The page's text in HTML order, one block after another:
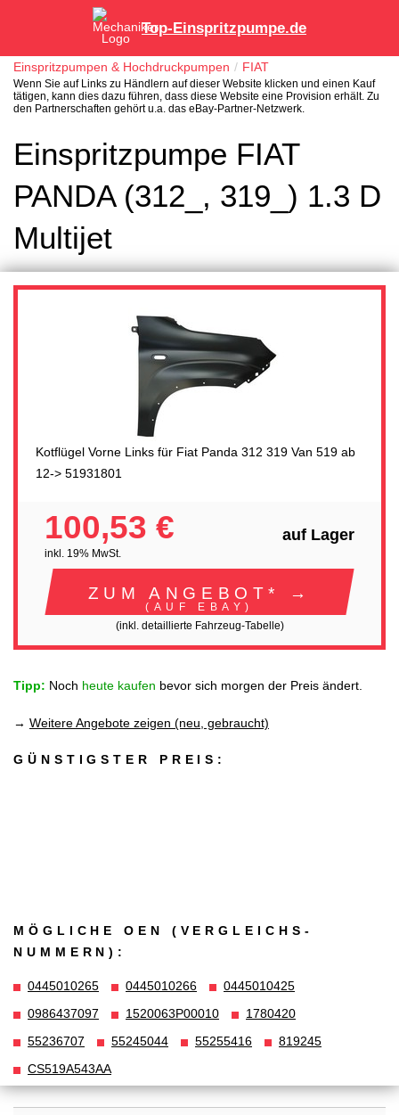
Top-Einspritzpumpe.de
Einspritzpumpen & Hochdruckpumpen FIAT
Wenn Sie auf Links zu Händlern auf dieser Website klicken und einen Kauf
tätigen, kann dies dazu führen, dass diese Website eine Provision erhält. Zu
den Partnerschaften gehört u.a. das eBay-Partner-Netzwerk.
Einspritzpumpe FIAT
PANDA (312_, 319_) 1.3 D
Multijet
Kotflügel Vorne Links für Fiat Panda 312 319 Van 519 ab
12-> 51931801
100,53 €
inkl. 19% MwSt.
auf Lager
ZUM ANGEBOT* →
(AUF EBAY)
(inkl. detaillierte Fahrzeug-Tabelle)
Tipp: Noch heute kaufen bevor sich morgen der Preis ändert.
→ Weitere Angebote zeigen (neu, gebraucht)
GÜNSTIGSTER PREIS:
MÖGLICHE OEN (VERGLEICHS­
NUMMERN):
0445010265 0445010266
0445010425
0986437097
1520063P00010
1780420
55236707
55245044 55255416
819245
CS519A543AA